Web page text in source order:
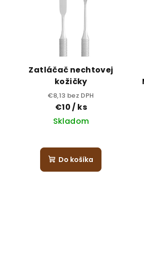
Zatláčač nechtovej
kožičky
€8,13 bez DPH
€10/ ks
Skladom
Do košíka